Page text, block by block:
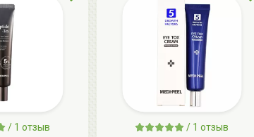
/ 1 отзыв
/ 1 отзыв